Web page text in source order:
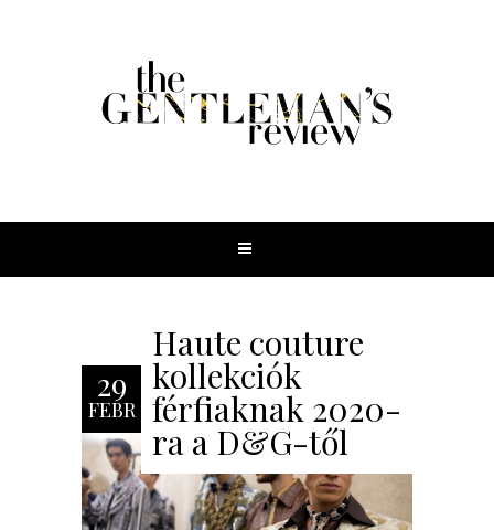
29
FEBR
Haute couture
kollekciók
férfiaknak 2020-
ra a D&G-től